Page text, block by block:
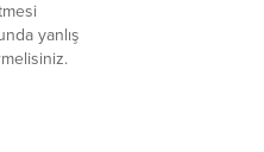
yanlış
söz
Bu